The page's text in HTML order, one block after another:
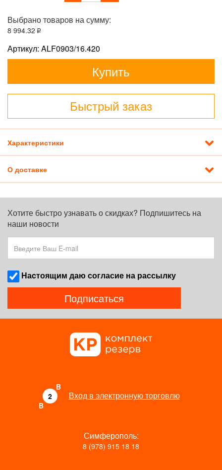
Выбрано товаров на сумму:
8 994.32
Артикул: ALF0903/16.420
Купить
Быстрый заказ
Характеристики
О доставке
Хотите быстро узнавать о скидках? Подпишитесь на
наши новости
Наcтоящим даю согласие на рассылку
Подписаться
B
2
B
Вход в электронную торговлю
Симферополь:
8 (978) 915 18 18